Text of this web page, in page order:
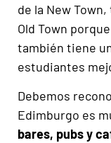
de la New
Old Town
también tiene
estudiantes
Debemos
Edimburgo es
bares, pubs y